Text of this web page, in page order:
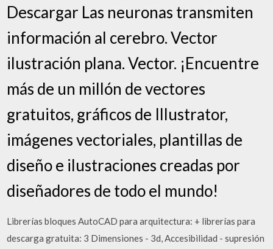
Descargar Las neuronas transmiten
información al cerebro. Vector
ilustración plana. Vector. ¡Encuentre
más de un millón de vectores
gratuitos, gráficos de Illustrator,
imágenes vectoriales, plantillas de
diseño e ilustraciones creadas por
diseñadores de todo el mundo!
Librerías bloques AutoCAD para arquitectura: + librerías para
descarga gratuita: 3 Dimensiones - 3d, Accesibilidad - supresión